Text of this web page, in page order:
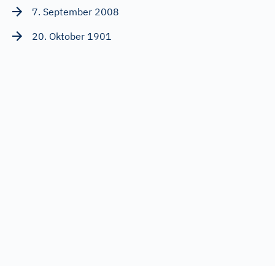
7. September 2008
20. Oktober 1901